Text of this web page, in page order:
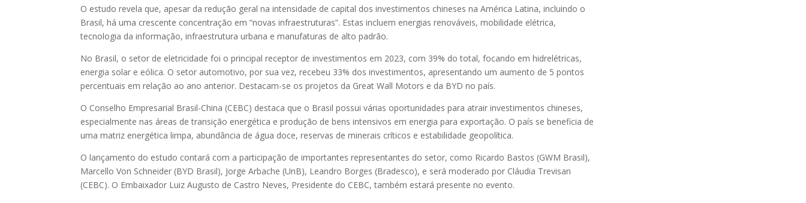
O estudo revela que, apesar da redução geral na intensidade de capital dos investimentos chineses na América Latina, incluindo o
Brasil, há uma crescente concentração em “novas infraestruturas”. Estas incluem energias renováveis, mobilidade elétrica,
tecnologia da informação, infraestrutura urbana e manufaturas de alto padrão.
No Brasil, o setor de eletricidade foi o principal receptor de investimentos em 2023, com 39% do total, focando em hidrelétricas,
energia solar e eólica. O setor automotivo, por sua vez, recebeu 33% dos investimentos, apresentando um aumento de 5 pontos
percentuais em relação ao ano anterior. Destacam-se os projetos da Great Wall Motors e da BYD no país.
O Conselho Empresarial Brasil-China (CEBC) destaca que o Brasil possui várias oportunidades para atrair investimentos chineses,
especialmente nas áreas de transição energética e produção de bens intensivos em energia para exportação. O país se beneficia de
uma matriz energética limpa, abundância de água doce, reservas de minerais críticos e estabilidade geopolítica.
O lançamento do estudo contará com a participação de importantes representantes do setor, como Ricardo Bastos (GWM Brasil),
Marcello Von Schneider (BYD Brasil), Jorge Arbache (UnB), Leandro Borges (Bradesco), e será moderado por Cláudia Trevisan
(CEBC). O Embaixador Luiz Augusto de Castro Neves, Presidente do CEBC, também estará presente no evento.